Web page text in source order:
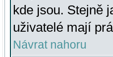
kde jsou. Stejně
uživatelé mají
Návrat nahoru